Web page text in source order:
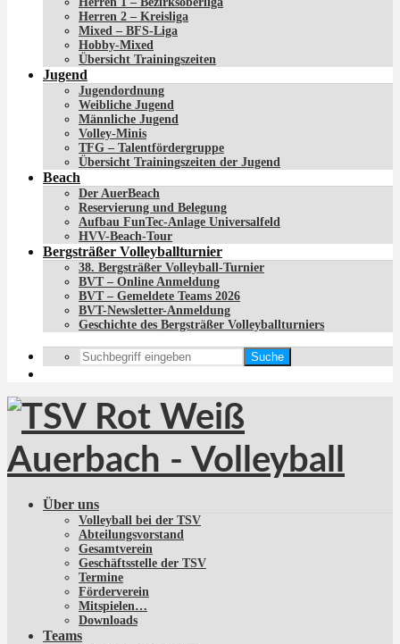
Herren 2 – Kreisliga
Mixed – BFS-Liga
Hobby-Mixed
Übersicht Trainingszeiten
Jugend
Jugendordnung
Weibliche Jugend
Männliche Jugend
Volley-Minis
TFG – Talentfördergruppe
Übersicht Trainingszeiten der Jugend
Beach
Der AuerBeach
Reservierung und Belegung
Aufbau FunTec-Anlage Universalfeld
HVV-Beach-Tour
Bergsträßer Volleyballturnier
38. Bergsträßer Volleyball-Turnier
BVT – Online Anmeldung
BVT – Gemeldete Teams 2026
BVT-Newsletter-Anmeldung
Geschichte des Bergsträßer Volleyballturniers
Suche
Über uns
Volleyball bei der TSV
Abteilungsvorstand
Gesamtverein
Geschäftsstelle der TSV
Termine
Förderverein
Mitspielen…
Downloads
Teams